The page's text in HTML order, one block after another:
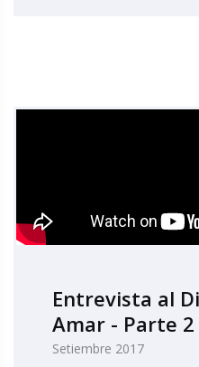
Entrevista al
Amar - Parte 2
Setiembre 2017